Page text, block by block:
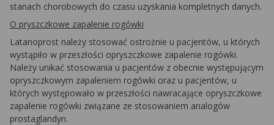
stanach chorobowych do czasu uzyskania kompletnych danych.
O pryszczkowe zapalenie rogówki
Latanoprost należy stosować ostrożnie u pacjentów, u których
wystąpiło w przeszłości opryszczkowe zapalenie rogówki.
Należy unikać stosowania u pacjentów z obecnie występującym
opryszczkowym zapaleniem rogówki oraz u pacjentów, u
których występowało w przeszłości nawracające opryszczkowe
zapalenie rogówki związane ze stosowaniem analogów
prostaglandyn.